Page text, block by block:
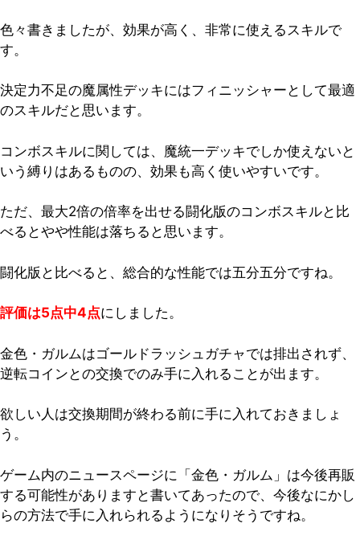
色々書きましたが、効果が高く、非常に使えるスキルで
す。
決定力不足の魔属性デッキにはフィニッシャーとして最適
のスキルだと思います。
コンボスキルに関しては、魔統一デッキでしか使えないと
いう縛りはあるものの、効果も高く使いやすいです。
ただ、最大2倍の倍率を出せる闘化版のコンボスキルと比
べるとやや性能は落ちると思います。
闘化版と比べると、総合的な性能では五分五分ですね。
評価は5点中4点にしました。
金色・ガルムはゴールドラッシュガチャでは排出されず、
逆転コインとの交換でのみ手に入れることが出ます。
欲しい人は交換期間が終わる前に手に入れておきましょ
う。
ゲーム内のニュースページに「金色・ガルム」は今後再販
する可能性がありますと書いてあったので、今後なにかし
らの方法で手に入れられるようになりそうですね。